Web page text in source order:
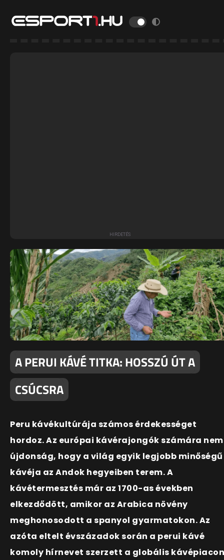
A PERUI KÁVÉ TITKA: HOSSZÚ ÚT A
CSÚCSRA
Peru kávékultúrája számos érdekességet
hordoz. Az európai kávérajongók számára nem
újdonság, hogy a világ egyik legjobb minőségű
kávéja az Andok hegyeiben terem. A
kávétermesztés már az 1700-as években
elkezdődött, amikor az Arabica növény
meghonosodott a spanyol gyarmatokon. Az
azóta eltelt évszázadok során a perui kávé
komoly hírnevet szerzett a globális